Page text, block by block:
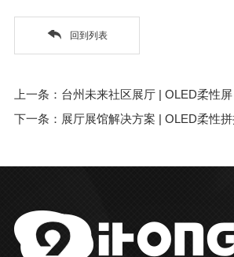
回到列表
上一条：台州未来社区展厅 | OLED柔性屏
下一条：展厅展馆解决方案 | OLED柔性